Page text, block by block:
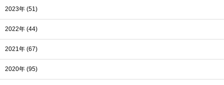
2023年 (51)
2022年 (44)
2021年 (67)
2020年 (95)